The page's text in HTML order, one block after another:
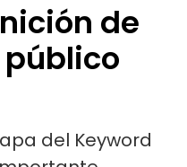
de
del Keyword